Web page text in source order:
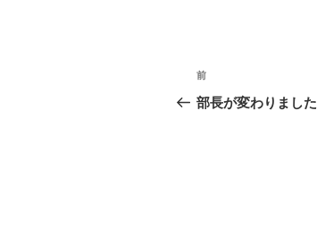
投
稿
過
去
前
部長が変わりました